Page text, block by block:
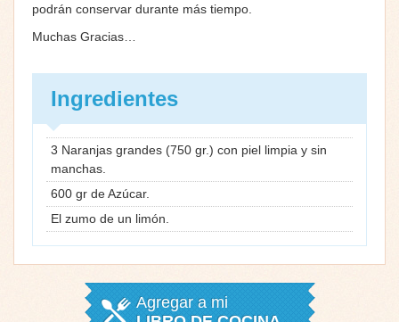
podrán conservar durante más tiempo.
Muchas Gracias…
Ingredientes
3 Naranjas grandes (750 gr.) con piel limpia y sin
manchas.
600 gr de Azúcar.
El zumo de un limón.
Agregar a mi